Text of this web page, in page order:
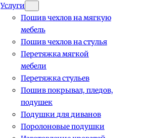
Услуги
Пошив чехлов на мягкую
мебель
Пошив чехлов на стулья
Перетяжка мягкой
мебели
Перетяжка стульев
Пошив покрывал, пледов,
подушек
Подушки для диванов
Поролоновые подушки